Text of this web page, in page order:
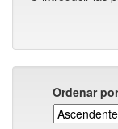
Ordenar